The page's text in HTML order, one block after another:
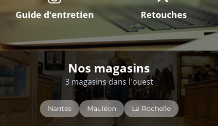
Guide d'entretien Retouches
Nos magasins
3 magasins dans l'ouest
Nantes Mauléon La Rochelle